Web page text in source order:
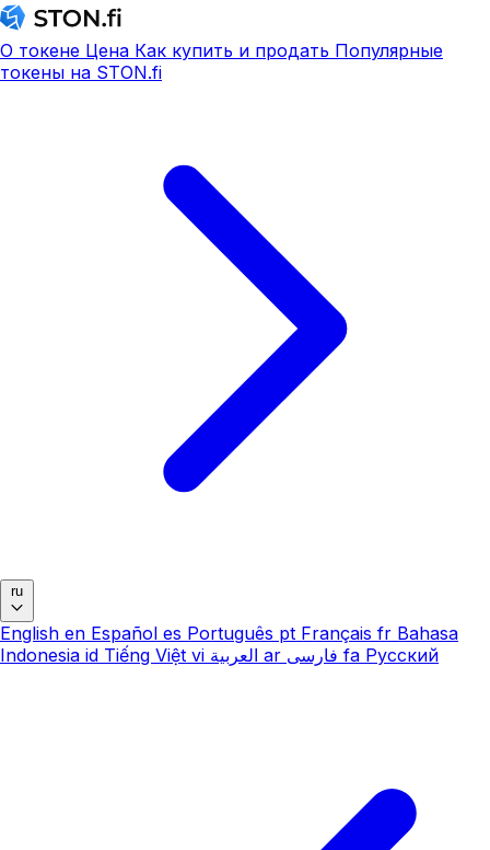
О токене Цена Как купить и продать Популярные
токены на STON.fi
ru
English en Español es Português pt Français fr Bahasa
Indonesia id Tiếng Việt vi العربية ar فارسی fa Русский